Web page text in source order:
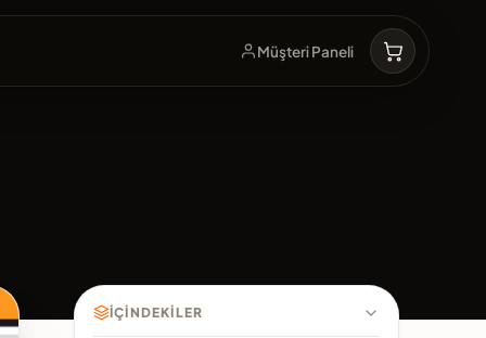
Müşteri Paneli
İÇINDEKILER